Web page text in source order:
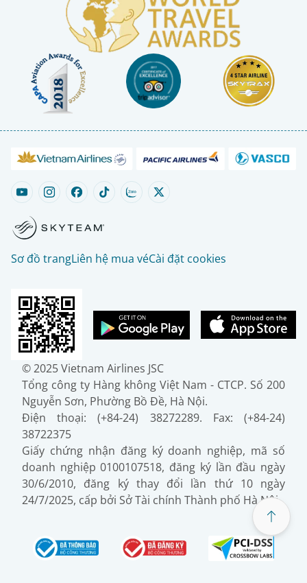
Sơ đồ trangLiên hệ mua véCài đặt cookies
© 2025 Vietnam Airlines JSC
Tổng công ty Hàng không Việt Nam - CTCP. Số 200
Nguyễn Sơn, Phường Bồ Đề, Hà Nội.
Điện thoại: (+84-24) 38272289. Fax: (+84-24)
38722375
Giấy chứng nhận đăng ký doanh nghiệp, mã số
doanh nghiệp 0100107518, đăng ký lần đầu ngày
30/6/2010, đăng ký thay đổi lần thứ 10 ngày
24/7/2025, cấp bởi Sở Tài chính Thành phố Hà Nội.